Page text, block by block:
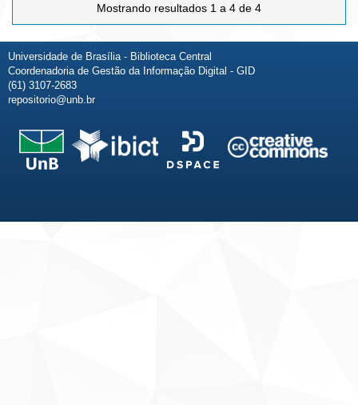
Mostrando resultados 1 a 4 de 4
Universidade de Brasília - Biblioteca Central
Coordenadoria de Gestão da Informação Digital - GID
(61) 3107-2683
repositorio@unb.br